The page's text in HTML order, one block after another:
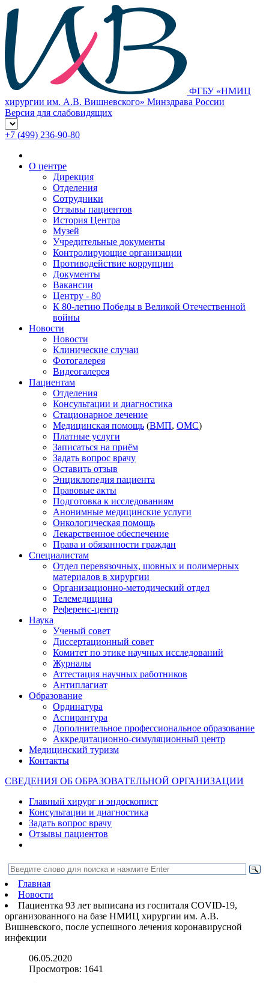
ФГБУ «НМИЦ
хирургии им. А.В. Вишневского» Минздрава России
Версия для слабовидящих
+7 (499) 236-90-80
О центре
Дирекция
Отделения
Сотрудники
Отзывы пациентов
История Центра
Музей
Учредительные документы
Контролирующие организации
Противодействие коррупции
Документы
Вакансии
Центру - 80
К 80-летию Победы в Великой Отечественной
войны
Новости
Новости
Клинические случаи
Фотогалерея
Видеогалерея
Пациентам
Отделения
Консультации и диагностика
Стационарное лечение
Медицинская помощь (ВМП, ОМС)
Платные услуги
Записаться на приём
Задать вопрос врачу
Оставить отзыв
Энциклопедия пациента
Правовые акты
Подготовка к исследованиям
Анонимные медицинские услуги
Онкологическая помощь
Лекарственное обеспечение
Права и обязанности граждан
Специалистам
Отдел перевязочных, шовных и полимерных
материалов в хирургии
Организационно-методический отдел
Телемедицина
Референс-центр
Наука
Ученый совет
Диссертационный совет
Комитет по этике научных исследований
Журналы
Аттестация научных работников
Антиплагиат
Образование
Ординатура
Аспирантура
Дополнительное профессиональное образование
Аккредитационно-симуляционный центр
Медицинский туризм
Контакты
СВЕДЕНИЯ ОБ ОБРАЗОВАТЕЛЬНОЙ ОРГАНИЗАЦИИ
Главный хирург и эндоскопист
Консультации и диагностика
Задать вопрос врачу
Отзывы пациентов
Главная
Новости
Пациентка 93 лет выписана из госпиталя COVID-19,
организованного на базе НМИЦ хирургии им. А.В.
Вишневского, после успешного лечения коронавирусной
инфекции
06.05.2020
Просмотров: 1641